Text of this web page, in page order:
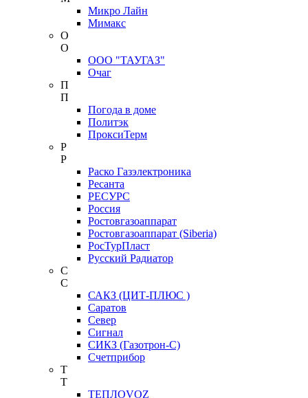
Микро Лайн
Мимакс
О
О
ООО "ТАУГАЗ"
Очаг
П
П
Погода в доме
Политэк
ПроксиТерм
Р
Р
Раско Газэлектроника
Ресанта
РЕСУРС
Россия
Ростовгазоаппарат
Ростовгазоаппарат (Siberia)
РосТурПласт
Русский Радиатор
С
С
САКЗ (ЦИТ-ПЛЮС )
Саратов
Север
Сигнал
СИКЗ (Газотрон-С)
Счетприбор
Т
Т
ТЕПЛОVOZ